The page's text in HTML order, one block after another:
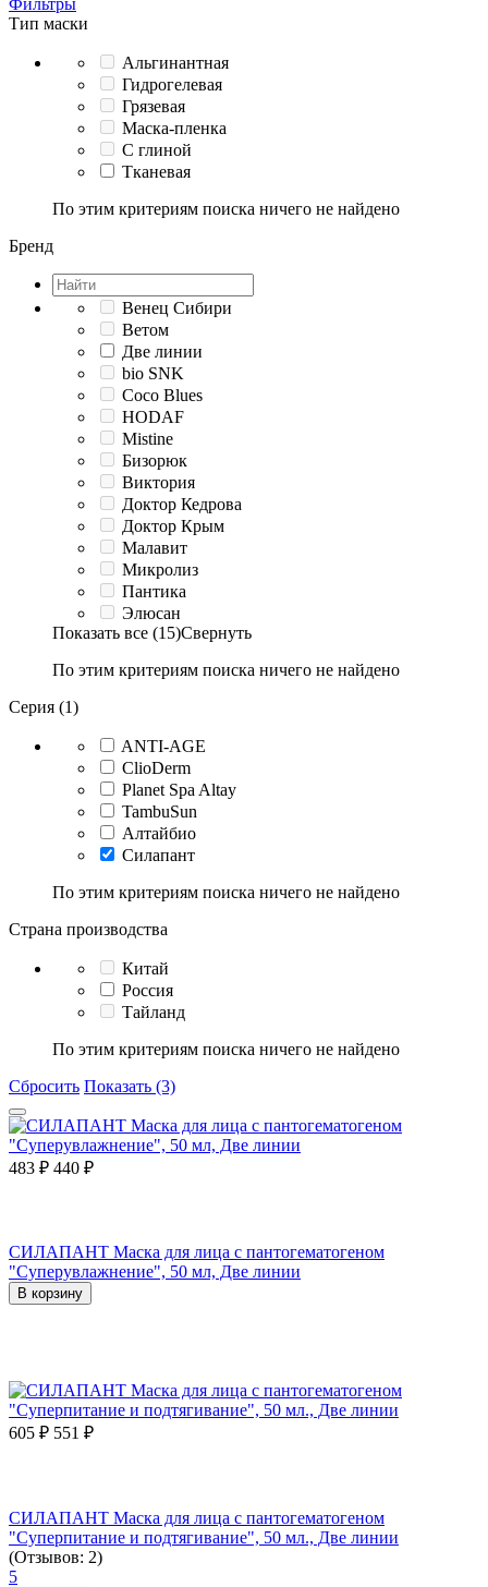
Тип маски
Альгинантная
Гидрогелевая
Грязевая
Маска-пленка
С глиной
Тканевая
По этим критериям поиска ничего не найдено
Бренд
Венец Сибири
Ветом
Две линии
bio SNK
Coco Blues
HODAF
Mistine
Бизорюк
Виктория
Доктор Кедрова
Доктор Крым
Малавит
Микролиз
Пантика
Элюсан
Показать все (15)Свернуть
По этим критериям поиска ничего не найдено
Серия (1)
ANTI-AGE
ClioDerm
Planet Spa Altay
TambuSun
Алтайбио
Силапант
По этим критериям поиска ничего не найдено
Страна производства
Китай
Россия
Тайланд
По этим критериям поиска ничего не найдено
Сбросить Показать (3)
483 ₽ 440 ₽
СИЛАПАНТ Маска для лица с пантогематогеном
"Суперувлажнение", 50 мл, Две линии
В корзину
605 ₽ 551 ₽
СИЛАПАНТ Маска для лица с пантогематогеном
"Суперпитание и подтягивание", 50 мл., Две линии
(Отзывов: 2)
5